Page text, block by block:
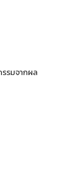
รมจากผล